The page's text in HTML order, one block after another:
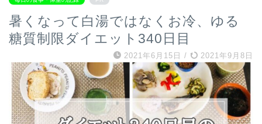
暑くなって白湯ではなくお冷、ゆる
糖質制限ダイエット340日目
2021年6月15日 / 2021年9月8日